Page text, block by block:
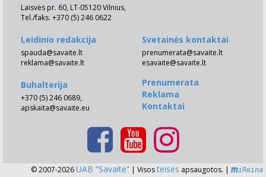
Laisvės pr. 60, LT-05120 Vilnius,
Tel./faks. +370 (5) 246 0622
Leidinio redakcija
spauda@savaite.lt
reklama@savaite.lt
Svetainės kontaktai
prenumerata@savaite.lt
esavaite@savaite.lt
Buhalterija
+370 (5) 246 0689,
apskaita@savaite.eu
Prenumerata
Reklama
Kontaktai
© 2007-2026UAB “Savaitė” | Visosteisės apsaugotos. | iReina